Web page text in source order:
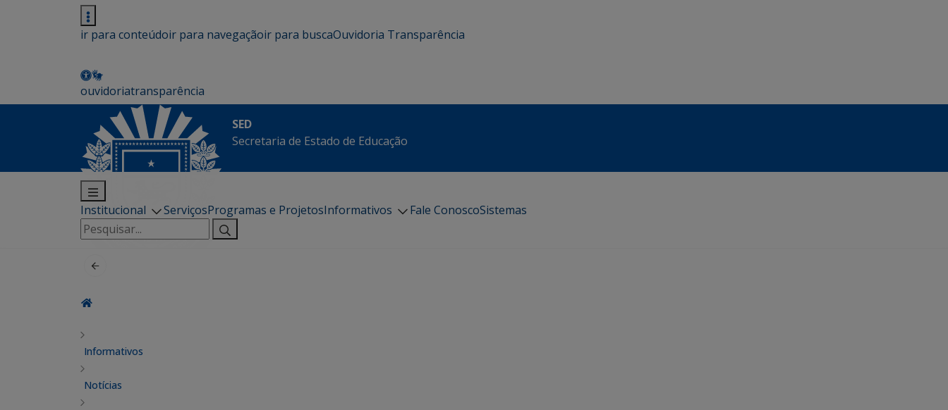
ir para conteúdoir para navegaçãoir para buscaOuvidoria Transparência
ouvidoriatransparência
SED
Secretaria de Estado de Educação
Institucional ServiçosProgramas e ProjetosInformativos Fale ConoscoSistemas
Pesquisar
por:
Informativos
Notícias